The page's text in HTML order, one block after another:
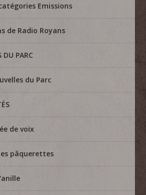
Emissions
de Radio Royans
DU PARC
du Parc
de voix
pâquerettes